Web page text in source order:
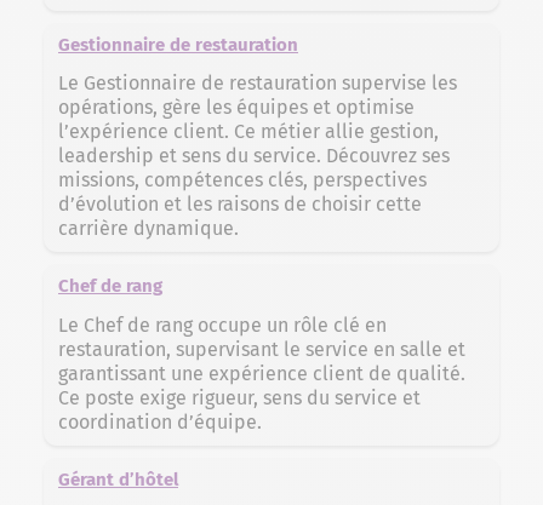
Gestionnaire de restauration
Le Gestionnaire de restauration supervise les
opérations, gère les équipes et optimise
l’expérience client. Ce métier allie gestion,
leadership et sens du service. Découvrez ses
missions, compétences clés, perspectives
d’évolution et les raisons de choisir cette
carrière dynamique.
Chef de rang
Le Chef de rang occupe un rôle clé en
restauration, supervisant le service en salle et
garantissant une expérience client de qualité.
Ce poste exige rigueur, sens du service et
coordination d’équipe.
Gérant d’hôtel